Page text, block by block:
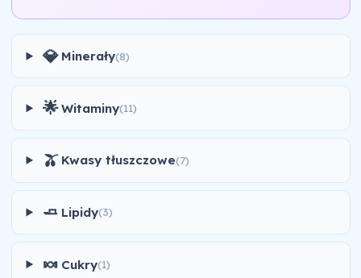
💎 Minerały(8)
🌟 Witaminy(11)
🫒 Kwasy tłuszczowe(7)
🧈 Lipidy(3)
🍬 Cukry(1)